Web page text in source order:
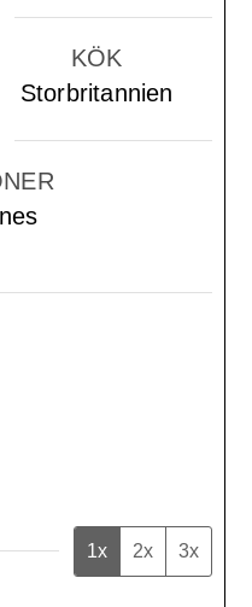
KÖK
Storbritannien
1x 2x 3x